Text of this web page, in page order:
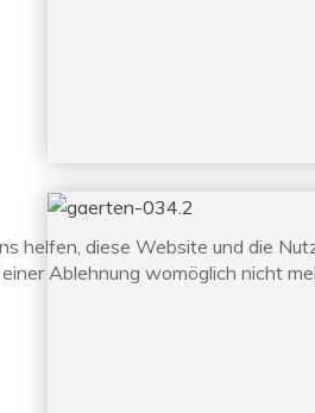
helfen, diese Website und die
Ablehnung womöglich nicht